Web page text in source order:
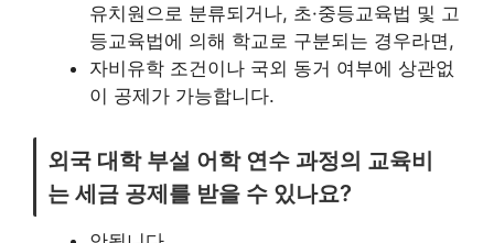
유치원으로 분류되거나, 초·중등교육법 및 고
등교육법에 의해 학교로 구분되는 경우라면,
자비유학 조건이나 국외 동거 여부에 상관없
이 공제가 가능합니다.
외국 대학 부설 어학 연수 과정의 교육비
는 세금 공제를 받을 수 있나요?